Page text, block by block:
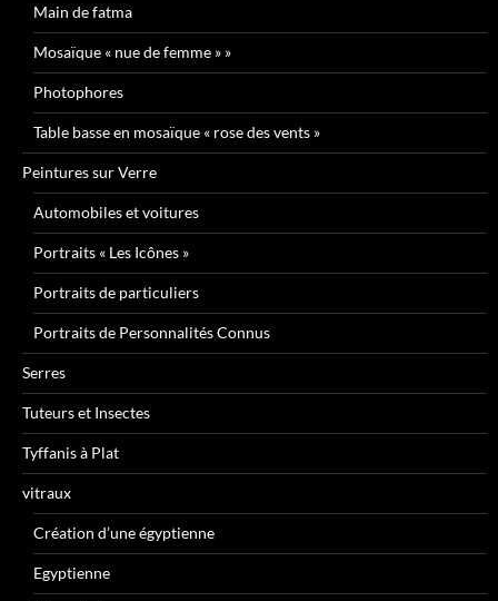
Main de fatma
Mosaïque « nue de femme » »
Photophores
Table basse en mosaïque « rose des vents »
Peintures sur Verre
Automobiles et voitures
Portraits « Les Icônes »
Portraits de particuliers
Portraits de Personnalités Connus
Serres
Tuteurs et Insectes
Tyffanis à Plat
vitraux
Création d’une égyptienne
Egyptienne